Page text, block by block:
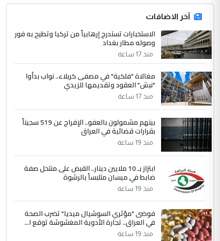
جنسية الرافد الثالث للعراق ومن اصول عريقة
ابا فرات ...
الموضوع :
الجواهري يرد على صدام حسين سل
مضجعيك يابن الزنا (نص كامل)
حيدر عاشور
التعليق : تحياتي لك استاذ حامدتركان. كلام
دقيق ومسؤول؛ فالاستثمار الحقيقي للإنسان
وثروات البلد يعتمد على الكفاءة ...
الموضوع :
بين الإهمال واغتصاب الأرض.. بلاد
الرافدين تعاني الجفاف والتصحر!!
التعليق : هذه الزيارة تنفع لبنان، دون الشعب
العراقي، الذي احترق بحر الصيف، في حين
حكومة الزيدي ...
الموضوع :
نواف سلام في بغداد.. "الفيول" مقابل
تصدير النفط العراقي
آخر الاضافات
الاستخبارات تستدرج إرهابياً من تركيا وتطيح به فور
وصوله مطار بغداد
منذ 17 ساعة
مغالاة "فلكية" في مصفى كربلاء.. نواب بدأوا
"نبش" العقود وتقديمها للزيدي
منذ 17 ساعة
بينهم مشمولون بالعفو.. الإفراج عن 519 سجيناً
بقرارات قضائية في العراق
منذ 19 ساعة
ابتزاز بـ 10 ملايين دينار.. القبض على منتحل صفة
ضابط في ميسان متلبساً بالرشوة
منذ 19 ساعة
فوضى "مؤثري السوشيال ميديا" تضرب الصحة
في العراق.. تجارة الأدوية المغشوشة توقع ا...
منذ 19 ساعة